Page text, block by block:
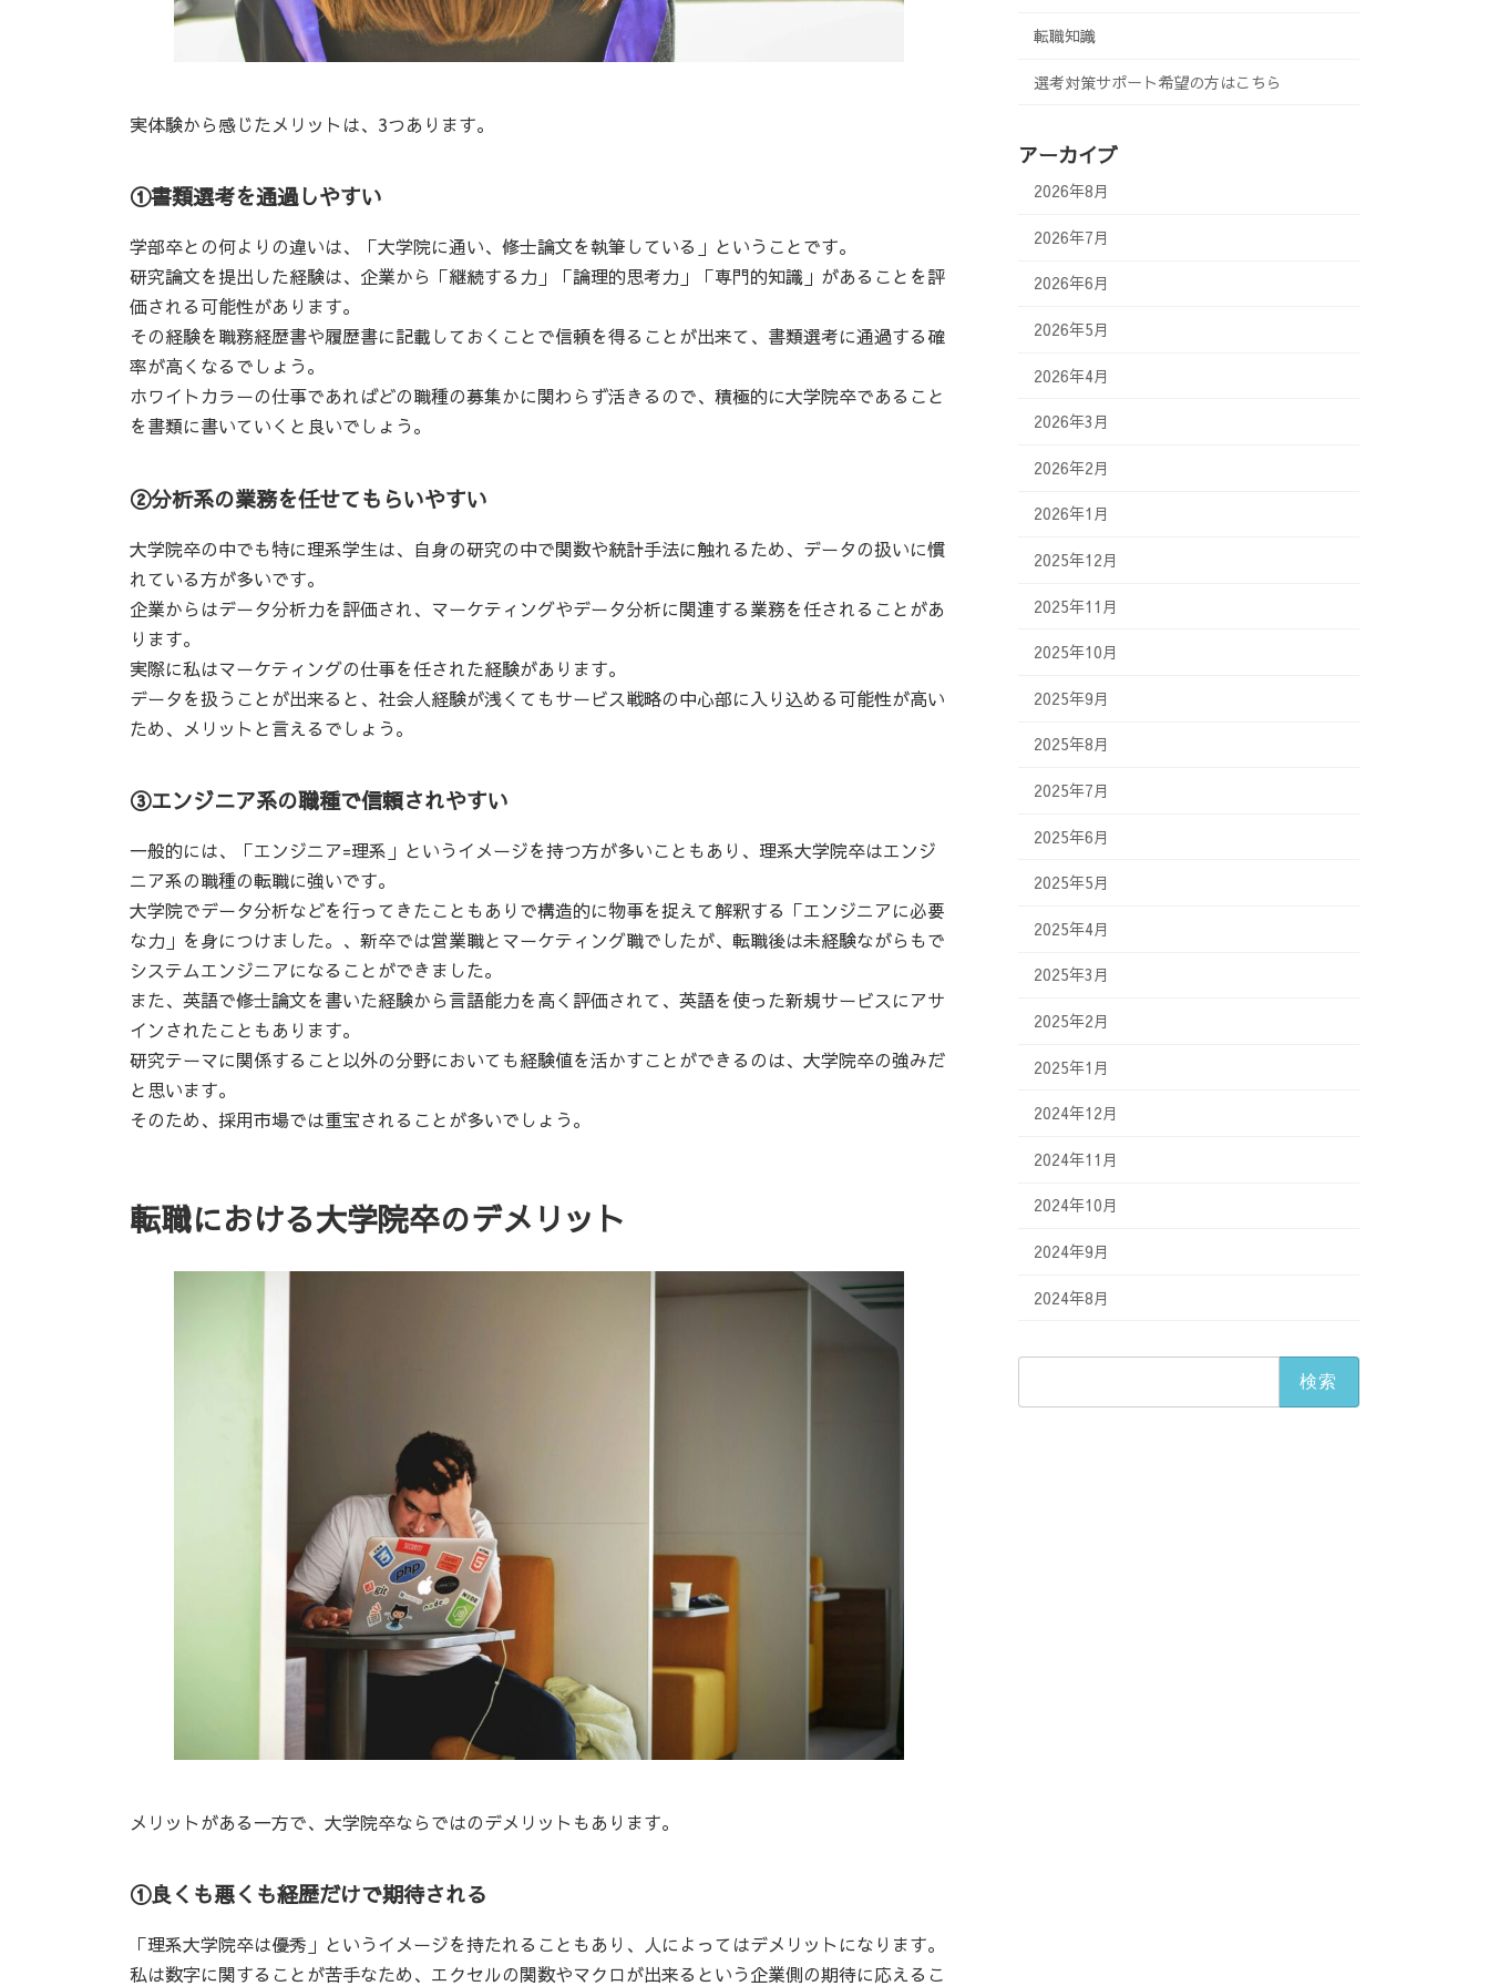
実体験から感じたメリットは、3つあります。
①書類選考を通過しやすい
学部卒との何よりの違いは、「大学院に通い、修士論文を執筆している」ということです。
研究論文を提出した経験は、企業から「継続する力」「論理的思考力」「専門的知識」があることを評
価される可能性があります。
その経験を職務経歴書や履歴書に記載しておくことで信頼を得ることが出来て、書類選考に通過する確
率が高くなるでしょう。
ホワイトカラーの仕事であればどの職種の募集かに関わらず活きるので、積極的に大学院卒であること
を書類に書いていくと良いでしょう。
②分析系の業務を任せてもらいやすい
大学院卒の中でも特に理系学生は、自身の研究の中で関数や統計手法に触れるため、データの扱いに慣
れている方が多いです。
企業からはデータ分析力を評価され、マーケティングやデータ分析に関連する業務を任されることがあ
ります。
実際に私はマーケティングの仕事を任された経験があります。
データを扱うことが出来ると、社会人経験が浅くてもサービス戦略の中心部に入り込める可能性が高い
ため、メリットと言えるでしょう。
③エンジニア系の職種で信頼されやすい
一般的には、「エンジニア=理系」というイメージを持つ方が多いこともあり、理系大学院卒はエンジ
ニア系の職種の転職に強いです。
大学院でデータ分析などを行ってきたこともありで構造的に物事を捉えて解釈する「エンジニアに必要
な力」を身につけました。、新卒では営業職とマーケティング職でしたが、転職後は未経験ながらもで
システムエンジニアになることができました。
また、英語で修士論文を書いた経験から言語能力を高く評価されて、英語を使った新規サービスにアサ
インされたこともあります。
研究テーマに関係すること以外の分野においても経験値を活かすことができるのは、大学院卒の強みだ
と思います。
そのため、採用市場では重宝されることが多いでしょう。
転職における大学院卒のデメリット
メリットがある一方で、大学院卒ならではのデメリットもあります。
①良くも悪くも経歴だけで期待される
「理系大学院卒は優秀」というイメージを持たれることもあり、人によってはデメリットになります。
私は数字に関することが苦手なため、エクセルの関数やマクロが出来るという企業側の期待に応えるこ
転職知識
選考対策サポート希望の方はこちら
アーカイブ
2026年8月
2026年7月
2026年6月
2026年5月
2026年4月
2026年3月
2026年2月
2026年1月
2025年12月
2025年11月
2025年10月
2025年9月
2025年8月
2025年7月
2025年6月
2025年5月
2025年4月
2025年3月
2025年2月
2025年1月
2024年12月
2024年11月
2024年10月
2024年9月
2024年8月